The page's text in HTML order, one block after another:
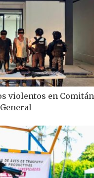
violentos en Comitán